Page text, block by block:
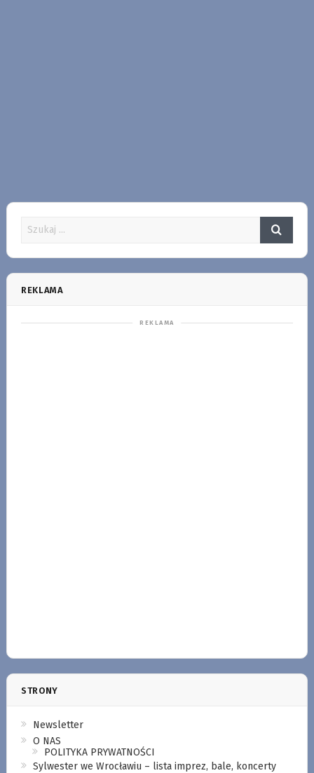
REKLAMA
STRONY
Newsletter
O NAS
POLITYKA PRYWATNOŚCI
Sylwester we Wrocławiu – lista imprez, bale, koncerty